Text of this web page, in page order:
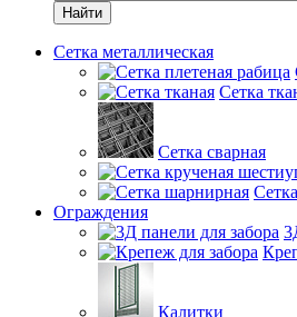
Найти
Сетка металлическая
Сетка
Сетка сварная
Ограждения
Калитки